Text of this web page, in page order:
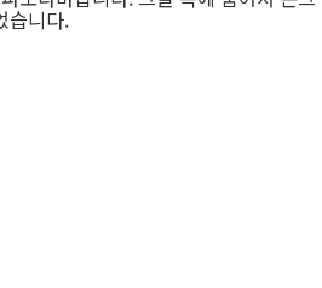
습니다.